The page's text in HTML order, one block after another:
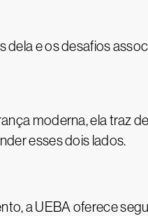
dela e os desafios
moderna, ela traz
esses dois lados.
a UEBA oferece